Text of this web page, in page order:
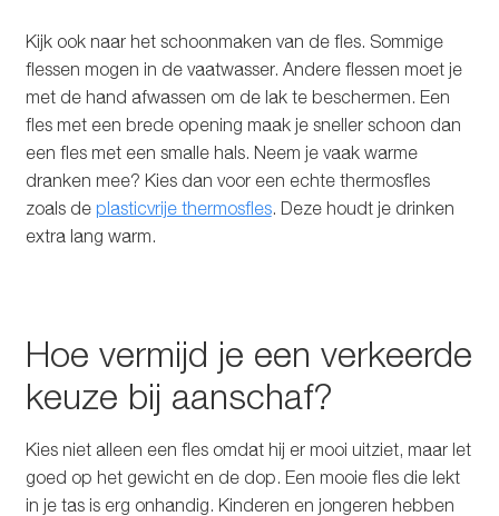
Kijk ook naar het schoonmaken van de fles. Sommige
flessen mogen in de vaatwasser. Andere flessen moet je
met de hand afwassen om de lak te beschermen. Een
fles met een brede opening maak je sneller schoon dan
een fles met een smalle hals. Neem je vaak warme
dranken mee? Kies dan voor een echte thermosfles
zoals de plasticvrije thermosfles. Deze houdt je drinken
extra lang warm.
Hoe vermijd je een verkeerde
keuze bij aanschaf?
Kies niet alleen een fles omdat hij er mooi uitziet, maar let
goed op het gewicht en de dop. Een mooie fles die lekt
in je tas is erg onhandig. Kinderen en jongeren hebben